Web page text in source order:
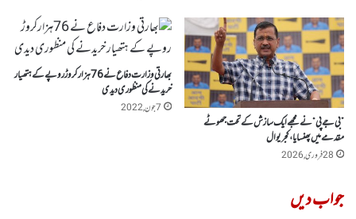
”بی جے پی“ نے مجھے ایک سازش کے تحت جھوٹے
مقدمے میں پھنسایا، کجر یوال
28 فروری, 2026
بھارتی وزارت دفاع نے 76ہزارکروڑ روپے کے ہتھیار
خریدنے کی منظوری دیدی
7 جون, 2022
جواب دیں